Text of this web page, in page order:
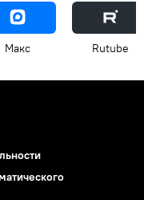
Макс Rutube